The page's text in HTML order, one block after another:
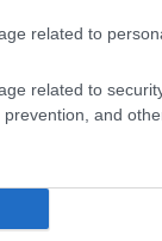
related to
related to
and